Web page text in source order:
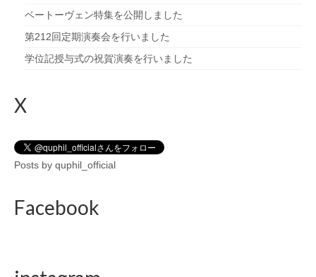
ベートーヴェン特集を公開しました
第212回定期演奏会を行いました
学位記授与式の祝賀演奏を行いました
X
Posts by quphil_official
Facebook